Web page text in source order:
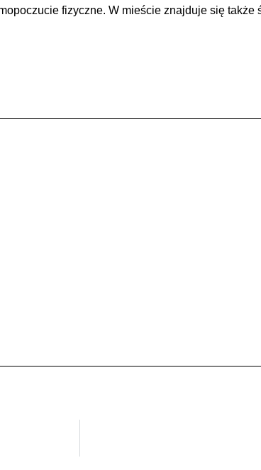
fizyczne. W mieście znajduje się także